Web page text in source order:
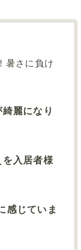
暑さに負け
麗になり
入居者様
感じていま